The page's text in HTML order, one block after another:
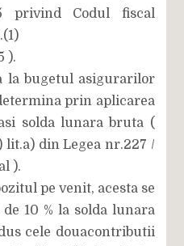
privind Codul fiscal
).
la bugetul asigurarilor
prin aplicarea
solda lunara bruta (
lit.a) din Legea nr.227 /
).
pe venit, acesta se
10 % la solda lunara
cele douacontributii